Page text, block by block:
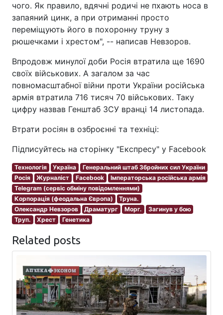
чого. Як правило, вдячні родичі не пхають носа в
запаяний цинк, а при отриманні просто
переміщують його в похоронну труну з
рюшечками і хрестом", -- написав Невзоров.
Впродовж минулої доби Росія втратила ще 1690
своїх військових. А загалом за час
повномасштабної війни проти України російська
армія втратила 716 тисяч 70 військових. Таку
цифру назвав Генштаб ЗСУ вранці 14 листопада.
Втрати росіян в озброєнні та техніці:
Підписуйтесь на сторінку "Експресу" у Facebook
Технологія Україна
Генеральний штаб Збройних сил України
Росія
Журналіст Facebook
Імператорська російська армія
Telegram (сервіс обміну повідомленнями)
Корпорація (феодальна Європа)
Труна.
Олександр Невзоров
Драматург Морг.
Загинув у бою
Труп.
Хрест Генетика
Related posts